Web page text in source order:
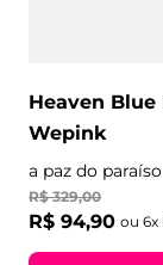
Heaven Blue
Wepink
a paz do paraíso
R$ 329,00
R$ 94,90 ou 6x